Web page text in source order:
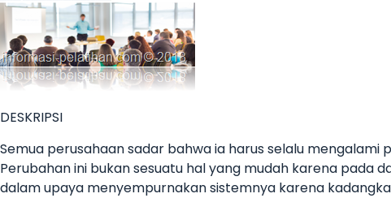
DESKRIPSI
Semua perusahaan sadar bahwa ia harus selalu
Perubahan ini bukan sesuatu hal yang mudah karena pada
dalam upaya menyempurnakan sistemnya karena